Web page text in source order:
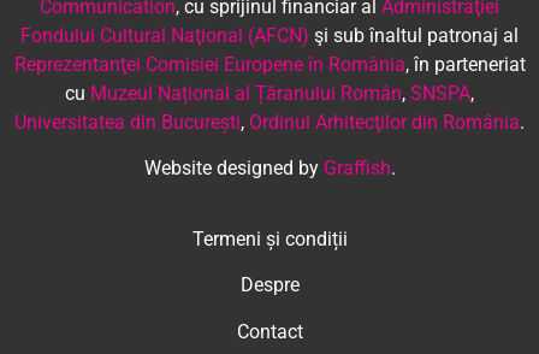
Communication, cu sprijinul financiar al Administraţiei
Fondului Cultural Naţional (AFCN) şi sub înaltul patronaj al
Reprezentanţei Comisiei Europene în România, în parteneriat
cu Muzeul Național al Țăranului Român, SNSPA,
Universitatea din București, Ordinul Arhitecţilor din România.
Website designed by Graffish.
Termeni și condiții
Despre
Contact